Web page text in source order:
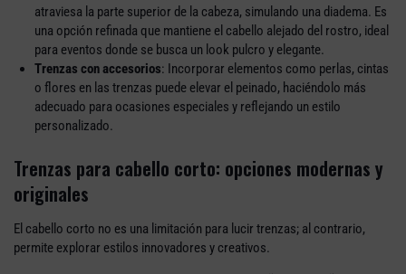
atraviesa la parte superior de la cabeza, simulando una diadema. Es
una opción refinada que mantiene el cabello alejado del rostro, ideal
para eventos donde se busca un look pulcro y elegante.
Trenzas con accesorios: Incorporar elementos como perlas, cintas
o flores en las trenzas puede elevar el peinado, haciéndolo más
adecuado para ocasiones especiales y reflejando un estilo
personalizado.
Trenzas para cabello corto: opciones modernas y
originales
El cabello corto no es una limitación para lucir trenzas; al contrario,
permite explorar estilos innovadores y creativos.